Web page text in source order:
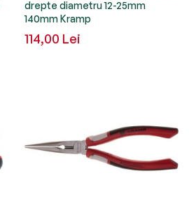
drepte diametru 12-25mm
140mm Kramp
114,00 Lei